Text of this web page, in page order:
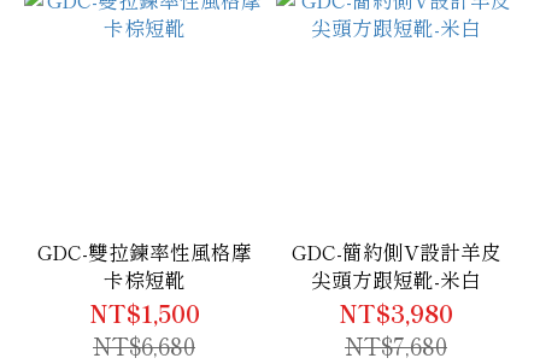
GDC-雙拉鍊率性風格摩
卡棕短靴
NT$1,500
NT$6,680
GDC-簡約側V設計羊皮
尖頭方跟短靴-米白
NT$3,980
NT$7,680